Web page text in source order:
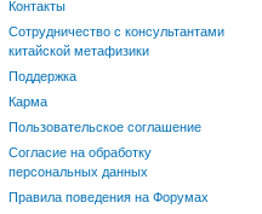
Контакты
Сотрудничество с консультантами
китайской метафизики
Поддержка
Карма
Пользовательское соглашение
Согласие на обработку
персональных данных
Правила поведения на Форумах